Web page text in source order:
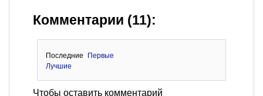
Комментарии (11):
Последние
Первые
Лучшие
Чтобы оставить комментарий